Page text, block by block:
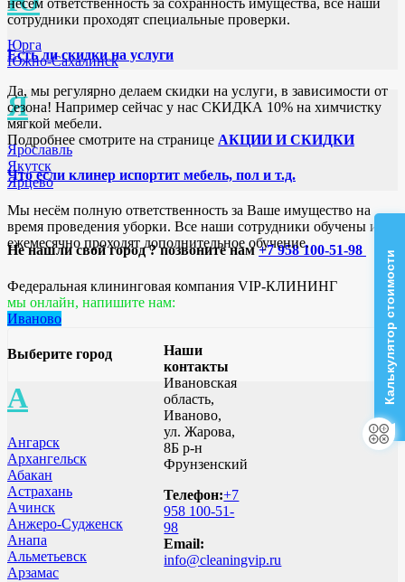
Юрга
Южно-Сахалинск
Я
Ярославль
Якутск
Ярцево
Не нашли свой город ? позвоните нам+7 958 100-51-98
Федеральная клининговая компания VIP-КЛИНИНГ
мы онлайн, напишите нам:
Иваново
Выберите город
А
Ангарск
Архангельск
Абакан
Астрахань
Ачинск
Анжеро-Судженск
Анапа
Альметьевск
Арзамас
несём ответственность за сохранность имущества, все наши
сотрудники проходят специальные проверки.
Есть ли скидки на услуги
Да, мы регулярно делаем скидки на услуги, в зависимости от
сезона! Например сейчас у нас СКИДКА 10% на химчистку
мягкой мебели.
Подробнее смотрите на странице АКЦИИ И СКИДКИ
Что если клинер испортит мебель, пол и т.д.
Мы несём полную ответственность за Ваше имущество на
время проведения уборки. Все наши сотрудники обучены и
ежемесячно проходят дополнительное обучение.
Наши
контакты
Ивановская
область,
Иваново,
ул. Жарова,
8Б р-н
Фрунзенский
Телефон:+7
958 100-51-
98
Email:
info@cleaningvip.ru
Калькулятор стоимости